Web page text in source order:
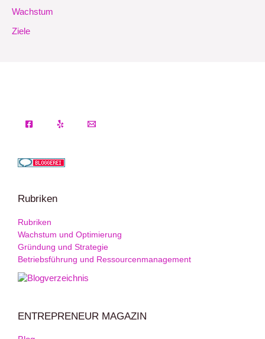
Wachstum
Ziele
Rubriken
Rubriken
Wachstum und Optimierung
Gründung und Strategie
Betriebsführung und Ressourcenmanagement
ENTREPRENEUR MAGAZIN